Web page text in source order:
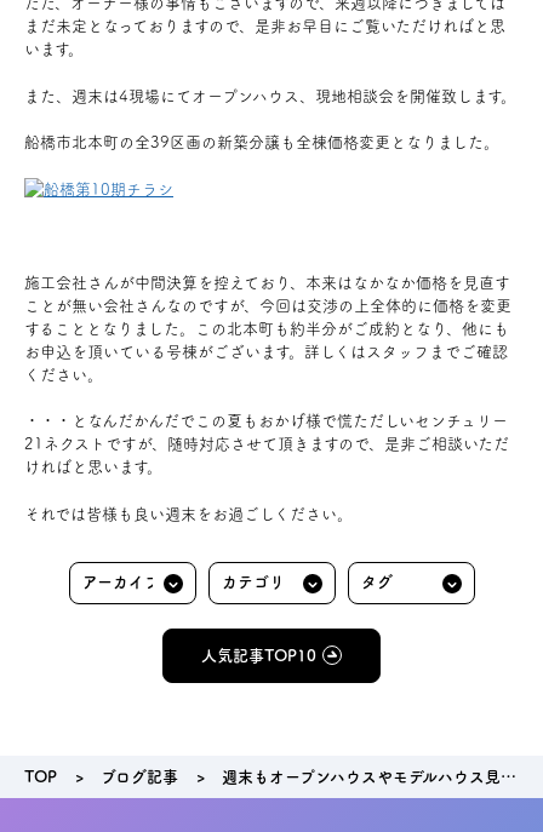
ただ、オーナー様の事情もございますので、来週以降につきましては
まだ未定となっておりますので、是非お早目にご覧いただければと思
います。
また、週末は4現場にてオープンハウス、現地相談会を開催致します。
船橋市北本町の全39区画の新築分譲も全棟価格変更となりました。
施工会社さんが中間決算を控えており、本来はなかなか価格を見直す
ことが無い会社さんなのですが、今回は交渉の上全体的に価格を変更
することとなりました。この北本町も約半分がご成約となり、他にも
お申込を頂いている号棟がございます。詳しくはスタッフまでご確認
ください。
・・・となんだかんだでこの夏もおかげ様で慌ただしいセンチュリー
21ネクストですが、随時対応させて頂きますので、是非ご相談いただ
ければと思います。
それでは皆様も良い週末をお過ごしください。
人気記事TOP10
TOP ブログ記事 週末もオープンハウスやモデルハウス見学会を行います！